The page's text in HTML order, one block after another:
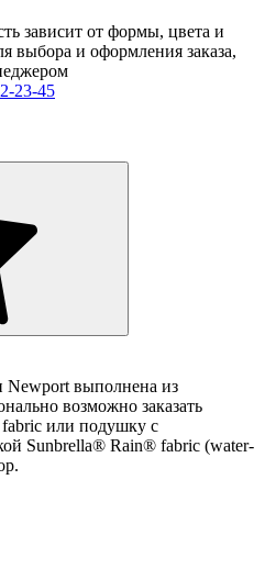
зависит от формы, цвета и
выбора и оформления заказа,
23-45
Newport выполнена из
возможно заказать
или подушку с
Sunbrella® Rain® fabric (water-